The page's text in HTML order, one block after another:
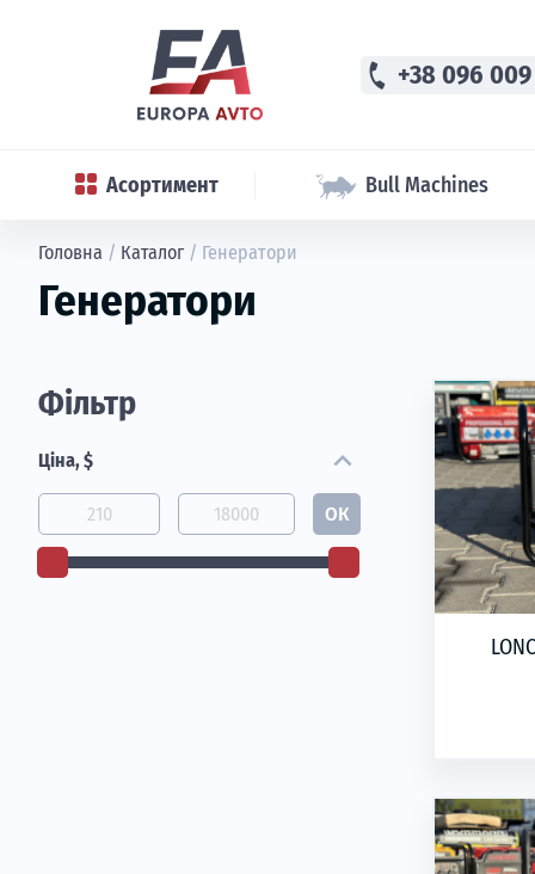
phone +38 096
Асортимент Bull Machines
Головна / Каталог / Генератори
Генератори
Фільтр
Ціна, $ expand_more